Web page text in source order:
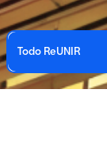
Todo ReUNIR